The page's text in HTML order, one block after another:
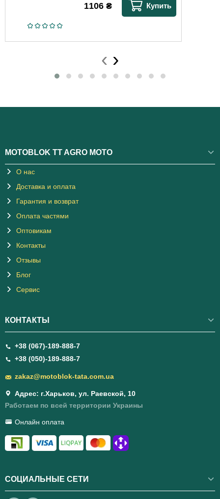
1106 ₴ Купить
‹ ›
MOTOBLOK TT AGRO MOTO
О нас
Доставка и оплата
Гарантия и возврат
Оплата частями
Оптовикам
Контакты
Отзывы
Блог
Сервис
КОНТАКТЫ
+38 (067)-189-888-7
+38 (050)-189-888-7
zakaz@motoblok-tata.com.ua
Адрес: г.Харьков, ул. Раевской, 10
Работаем по всей территории Украины
Онлайн оплата
СОЦИАЛЬНЫЕ СЕТИ